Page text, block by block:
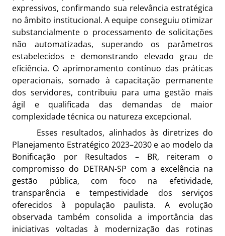
expressivos, confirmando sua relevância estratégica
no âmbito institucional. A equipe conseguiu otimizar
substancialmente o processamento de solicitações
não automatizadas, superando os parâmetros
estabelecidos e demonstrando elevado grau de
eficiência. O aprimoramento contínuo das práticas
operacionais, somado à capacitação permanente
dos servidores, contribuiu para uma gestão mais
ágil e qualificada das demandas de maior
complexidade técnica ou natureza excepcional.
Esses resultados, alinhados às diretrizes do
Planejamento Estratégico 2023–2030 e ao modelo da
Bonificação por Resultados – BR, reiteram o
compromisso do DETRAN-SP com a excelência na
gestão pública, com foco na efetividade,
transparência e tempestividade dos serviços
oferecidos à população paulista. A evolução
observada também consolida a importância das
iniciativas voltadas à modernização das rotinas